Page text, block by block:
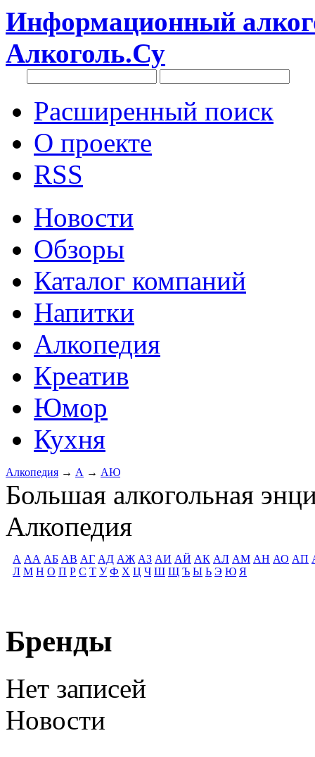
Информационный
Алкоголь.Су
Расширенный поиск
О проекте
RSS
Новости
Обзоры
Каталог компаний
Напитки
Алкопедия
Креатив
Юмор
Кухня
Алкопедия → А → АЮ
Большая алкогольная
Алкопедия
А АА АБ АВ АГ АД АЖ АЗ АИ АЙ АК АЛ АМ АН АО АП
Л М Н О П Р С Т У Ф Х Ц Ч Ш Щ Ъ Ы Ь Э Ю Я
Бренды
Нет записей
Новости